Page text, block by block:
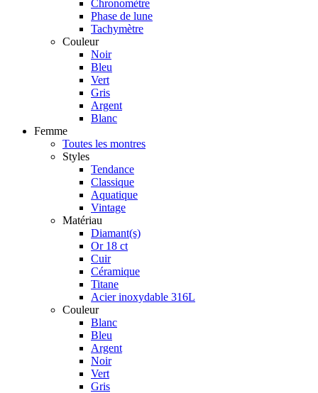
Chronomètre
Phase de lune
Tachymètre
Couleur
Noir
Bleu
Vert
Gris
Argent
Blanc
Femme
Toutes les montres
Styles
Tendance
Classique
Aquatique
Vintage
Matériau
Diamant(s)
Or 18 ct
Cuir
Céramique
Titane
Acier inoxydable 316L
Couleur
Blanc
Bleu
Argent
Noir
Vert
Gris